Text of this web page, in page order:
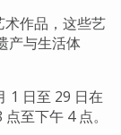
术作品，这些艺
产与生活体
1 日至 29 日在
至下午 4 点。